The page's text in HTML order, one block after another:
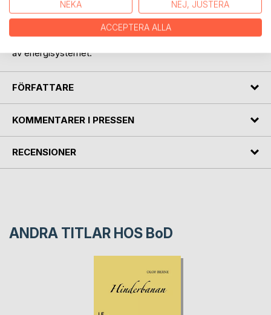
som säkerställer inte bara ett driftsäker och hållbar, utan
också en ekonomiskt lönsam, verksamhet kan nätchefen
bli en mästare och inte ett offer i den snabba omställningen
av energisystemet.
FÖRFATTARE
KOMMENTARER I PRESSEN
RECENSIONER
ANDRA TITLAR HOS BoD
NEKA NEJ, JUSTERA
ACCEPTERA ALLA